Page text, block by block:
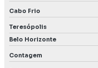
Levantamento de meio
Levantamento
Cabo Frio
Teresópolis
Belo Horizonte
Contagem